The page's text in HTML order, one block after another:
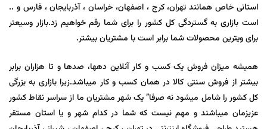
استانی خاص همانند تهران، کرج ، اصفهان، خراسان ، آذربایجان ، فارس و ..
است بازاری به گستردگی کل کشور را برای شما رقم خواهیم زد.بازار وسیعتر
برای ویترین محصولات شما برابر است با مشتریان بیشتر.
همیشه میزان فروش یک کسب و کار آنلاین دهها، صدها و تا هزاران برابر
بیشتر از فروش سنتی کالا در همان کسب و کار میباشد.زیرا بازاری به بزرگی
کل کشور را شامل میشود نه صرفا” یک شهر مشتریان ما از سراسر نقاط کشور
عزیزمان میباشند و مهم نیست که شما در کدام شهر و یا استان مستقر